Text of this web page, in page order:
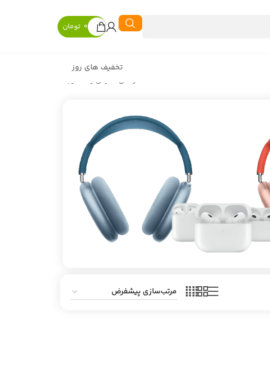
تومان 0
تخفیف های روز
در حال نمایش یک نتیجه